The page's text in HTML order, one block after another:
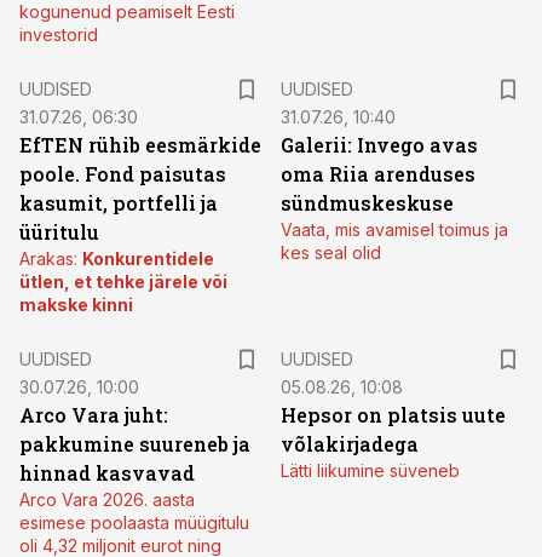
kogunenud peamiselt Eesti
investorid
UUDISED
31.07.26, 06:30
EfTEN rühib eesmärkide
poole. Fond paisutas
kasumit, portfelli ja
üüritulu
Arakas: Konkurentidele
ütlen, et tehke järele või
makske kinni
UUDISED
31.07.26, 10:40
Galerii: Invego avas
oma Riia arenduses
sündmuskeskuse
Vaata, mis avamisel toimus ja
kes seal olid
UUDISED
30.07.26, 10:00
Arco Vara juht:
pakkumine suureneb ja
hinnad kasvavad
Arco Vara 2026. aasta
esimese poolaasta müügitulu
oli 4,32 miljonit eurot ning
UUDISED
05.08.26, 10:08
Hepsor on platsis uute
võlakirjadega
Lätti liikumine süveneb